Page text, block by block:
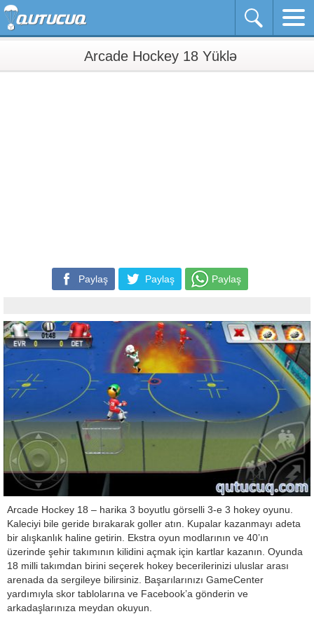
Arcade Hockey 18 Yüklə
Paylaş Paylaş Paylaş
Arcade Hockey 18 – harika 3 boyutlu görselli 3-e 3 hokey oyunu.
Kaleciyi bile geride bırakarak goller atın. Kupalar kazanmayı adeta
bir alışkanlık haline getirin. Ekstra oyun modlarının ve 40’ın
üzerinde şehir takımının kilidini açmak için kartlar kazanın. Oyunda
18 milli takımdan birini seçerek hokey becerilerinizi uluslar arası
arenada da sergileye bilirsiniz. Başarılarınızı GameCenter
yardımıyla skor tablolarına ve Facebook’a gönderin ve
arkadaşlarınıza meydan okuyun.